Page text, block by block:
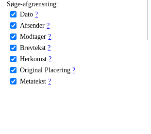
Søge-afgrænsning:
Dato ?
Afsender ?
Modtager ?
Brevtekst ?
Herkomst ?
Original Placering ?
Metatekst ?